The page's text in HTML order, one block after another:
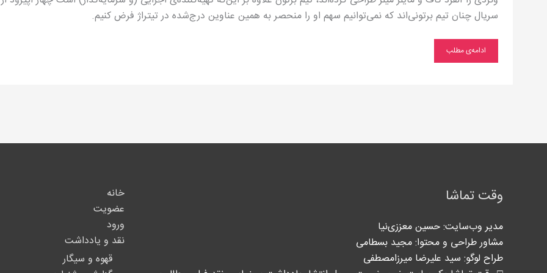
سریال چنان تیم برتونی‌اند که نمی‌توانیم سهم او را منحصر به همین عناوین درج‌شده در تیتراژ فرض کنیم.
ادامه‌ی مطلب
وقت تماشا
مدیر وب‌سایت: حسین معززی‌نیا
مشاور طراحی و محتوا:‌ مجید بسطامی
طراح لوگو: سید علیرضا میرزامصطفی
خانه
عضویت
ورود
نقد و یادداشت
قهوه و سیگار